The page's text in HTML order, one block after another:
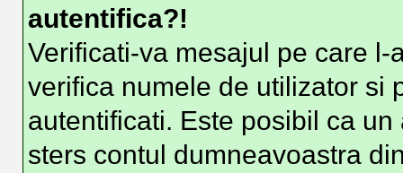
autentifica?!
Verificati-va mesajul pe care
verifica numele de utilizator si
autentificati. Este posibil ca
sters contul dumneavoastra